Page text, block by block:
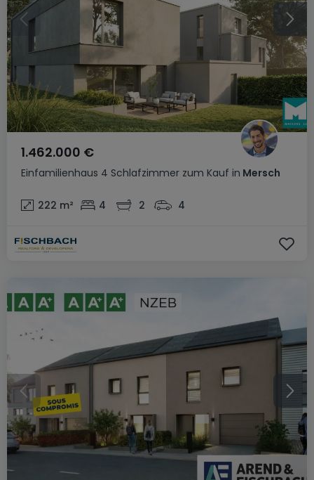
Einfamilienhaus 4 Schlafzimmer zum Kauf in Mersch
1.462.000 €
222 m² 4 2 4